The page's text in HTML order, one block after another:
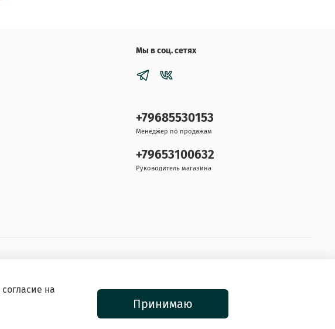
Мы в соц. сетях
+79685530153
Менеджер по продажам
+79653100632
Руководитель магазина
согласие на
Принимаю